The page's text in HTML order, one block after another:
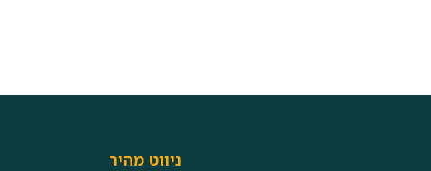
ניווט מהיר